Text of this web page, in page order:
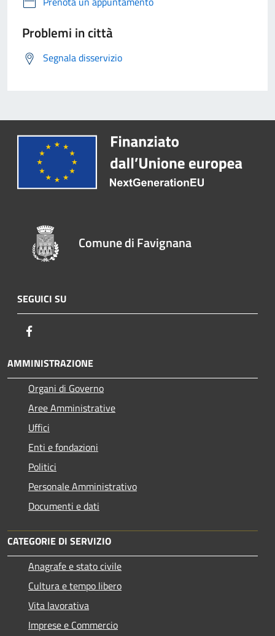
Problemi in città
Segnala disservizio
Comune di Favignana
SEGUICI SU
AMMINISTRAZIONE
Organi di Governo
Aree Amministrative
Uffici
Enti e fondazioni
Politici
Personale Amministrativo
Documenti e dati
CATEGORIE DI SERVIZIO
Anagrafe e stato civile
Cultura e tempo libero
Vita lavorativa
Imprese e Commercio